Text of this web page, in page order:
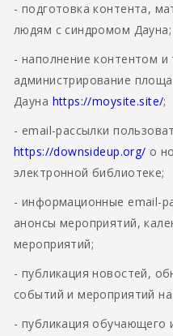
- подготовка контента,
людям с синдромом Дауна;
- наполнение контентом и
администрирование
Дауна https://moysite.site/;
- email-рассылки
https://downsideup.org/ о
электронной библиотеке;
- информационные email-
анонсы мероприятий,
мероприятий;
- публикация новостей,
событий и мероприятий на
- публикация обучающего